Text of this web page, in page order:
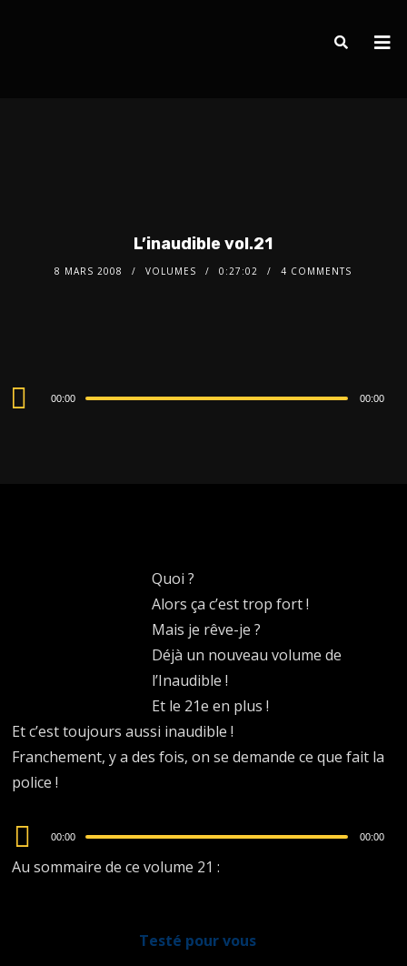
L’inaudible vol.21
8 MARS 2008 VOLUMES 0:27:02 4 COMMENTS
Audio
00:00 00:00
Quoi ?
Alors ça c’est trop fort !
Mais je rêve-je ?
Déjà un nouveau volume de
l’Inaudible !
Et le 21e en plus !
Et c’est toujours aussi inaudible !
Franchement, y a des fois, on se demande ce que fait la
police !
Audio
00:00 00:00
Au sommaire de ce volume 21 :
Testé pour vous